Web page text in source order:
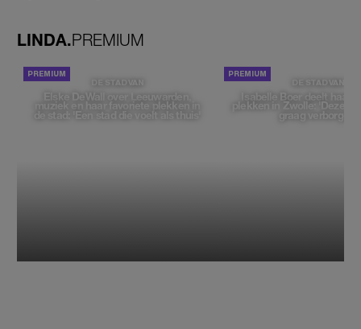
LINDA.PREMIUM
DE STAD VAN
Elske DeWall over Leeuwarden,
muziek en haar favoriete plekken in
de stad: 'Een stad die voelt als thuis'
DE STAD VAN
Isabelle Boer deelt haar
plekken in Zwolle: 'Deze
graag verborgen'